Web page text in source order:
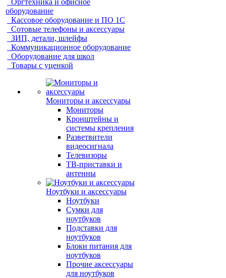
Оргтехника и офисное
оборудование
Кассовое оборудование и ПО 1С
Сотовые телефоны и аксессуары
ЗИП, детали, шлейфы
Коммуникационное оборудование
Оборудование для школ
Товары с уценкой
Мониторы и аксессуары
Мониторы
Кронштейны и
системы крепления
Разветвители
видеосигнала
Телевизоры
ТВ-приставки и
антенны
Ноутбуки и аксессуары
Ноутбуки
Сумки для
ноутбуков
Подставки для
ноутбуков
Блоки питания для
ноутбуков
Прочие аксессуары
для ноутбуков